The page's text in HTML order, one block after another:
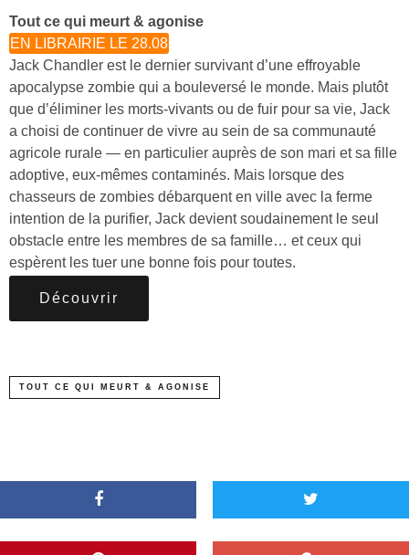
Tout ce qui meurt & agonise
EN LIBRAIRIE LE 28.08
Jack Chandler est le dernier survivant d’une effroyable
apocalypse zombie qui a bouleversé le monde. Mais plutôt
que d’éliminer les morts-vivants ou de fuir pour sa vie, Jack
a choisi de continuer de vivre au sein de sa communauté
agricole rurale — en particulier auprès de son mari et sa fille
adoptive, eux-mêmes contaminés. Mais lorsque des
chasseurs de zombies débarquent en ville avec la ferme
intention de la purifier, Jack devient soudainement le seul
obstacle entre les membres de sa famille… et ceux qui
espèrent les tuer une bonne fois pour toutes.
Découvrir
TOUT CE QUI MEURT & AGONISE